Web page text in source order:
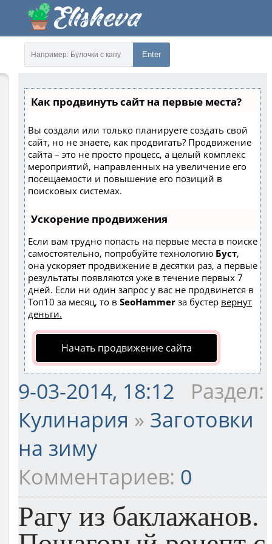
Enter
Как продвинуть сайт на первые места?
Вы создали или только планируете создать свой
сайт, но не знаете, как продвигать? Продвижение
сайта – это не просто процесс, а целый комплекс
мероприятий, направленных на увеличение его
посещаемости и повышение его позиций в
поисковых системах.
Ускорение продвижения
Если вам трудно попасть на первые места в поиске
самостоятельно, попробуйте технологию Буст,
она ускоряет продвижение в десятки раз, а первые
результаты появляются уже в течение первых 7
дней. Если ни один запрос у вас не продвинется в
Топ10 за месяц, то в SeoHammer за бустер вернут
деньги.
Начать продвижение сайта
9-03-2014, 18:12 Раздел:
Кулинария » Заготовки
на зиму
Комментариев: 0
Рагу из баклажанов.